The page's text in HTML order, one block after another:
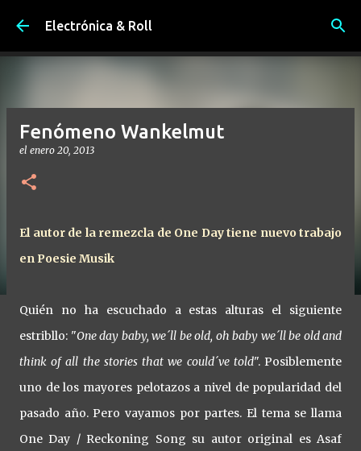
Ir al contenido principal
Electrónica & Roll
Fenómeno Wankelmut
el enero 20, 2013
El autor de la remezcla de One Day tiene nuevo trabajo
en Poesie Musik
Quién no ha escuchado a estas alturas el siguiente
estribllo: "One day baby, we´ll be old, oh baby we´ll be old and
think of all the stories that we could´ve told". Posiblemente
uno de los mayores pelotazos a nivel de popularidad del
pasado año. Pero vayamos por partes. El tema se llama
One Day / Reckoning Song su autor original es Asaf